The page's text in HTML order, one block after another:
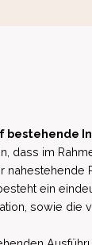
bestehende
dass im
ein
sowie die